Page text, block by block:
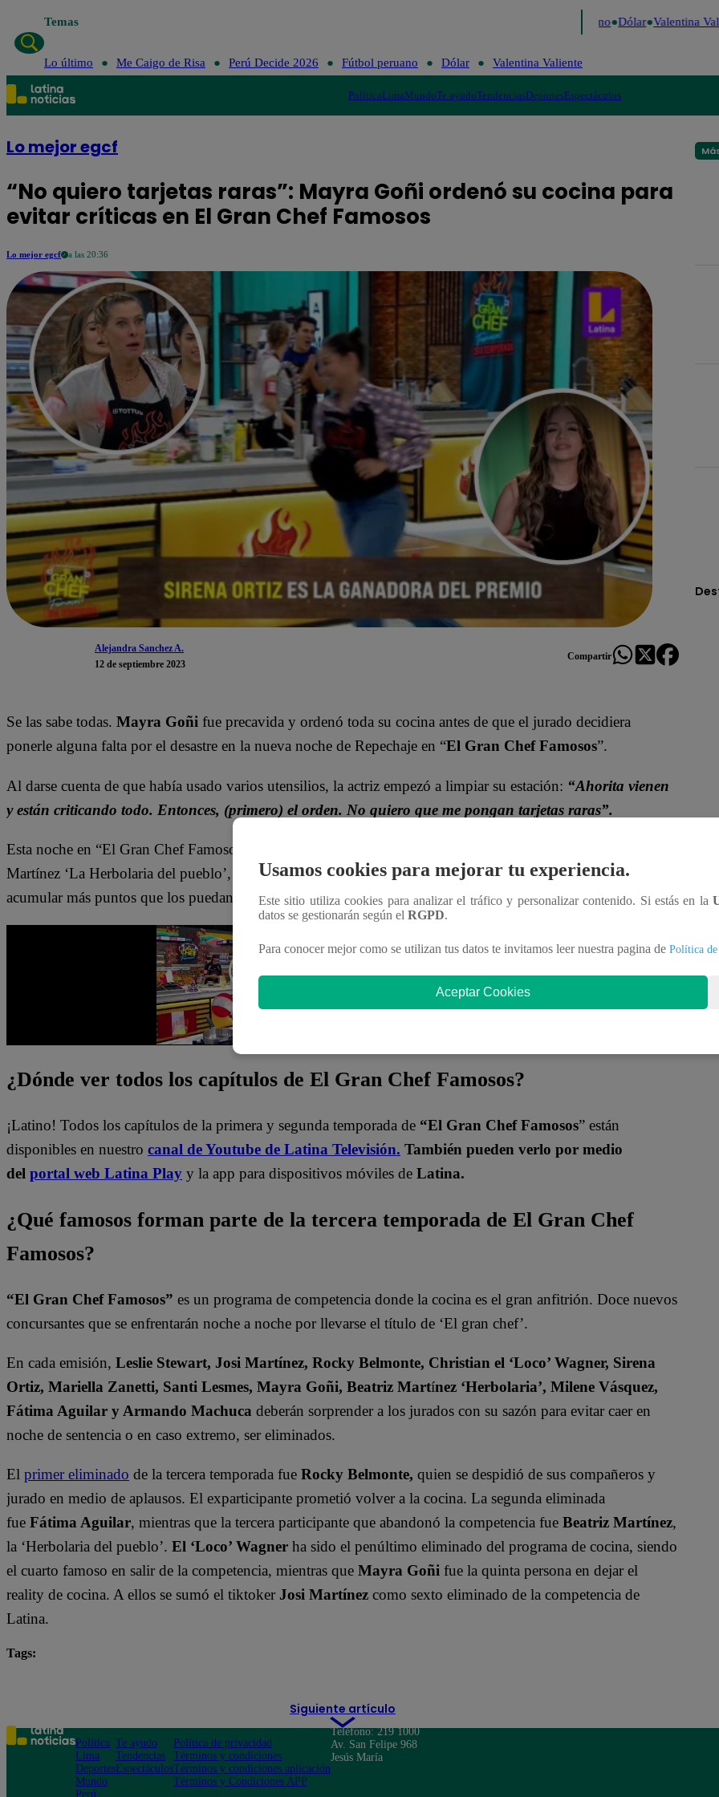
Temas Fútbol peruano Dólar Valentina
Lo último Me Caigo de Risa Perú Decide 2026 Fútbol peruano Dólar Valentina Valiente
PolíticaLimaMundoTe ayudoTendenciasDeportesEspectáculos
Lo mejor egcf
“No quiero tarjetas raras”: Mayra Goñi ordenó su cocina para
evitar críticas en El Gran Chef Famosos
Lo mejor egcf a las 20:36
Alejandra Sanchez A.
12 de septiembre 2023
Compartir
Se las sabe todas. Mayra Goñi fue precavida y ordenó toda su cocina antes de que el jurado decidiera
ponerle alguna falta por el desastre en la nueva noche de Repechaje en “El Gran Chef Famosos”.
Al darse cuenta de que había usado varios utensilios, la actriz empezó a limpiar su estación: “Ahorita vienen
y están criticando todo. Entonces, (primero) el orden. No quiero que me pongan tarjetas raras”.
Esta noche en “El Gran Chef Famosos”, Josi Martínez, Mayra Goñi, Christian ‘Loco’ Wagner, Beatriz
Martínez ‘La Herbolaria del pueblo’, Rocky Belmonte y Fátima Aguilar se enfrentan en la cocina en busca de
acumular más puntos que los puedan devolver a la competencia tras el Repechaje.
¿Dónde ver todos los capítulos de El Gran Chef Famosos?
¡Latino! Todos los capítulos de la primera y segunda temporada de “El Gran Chef Famosos” están
disponibles en nuestro canal de Youtube de Latina Televisión. También pueden verlo por medio
del portal web Latina Play y la app para dispositivos móviles de Latina.
¿Qué famosos forman parte de la tercera temporada de El Gran Chef
Famosos?
“El Gran Chef Famosos” es un programa de competencia donde la cocina es el gran anfitrión. Doce nuevos
concursantes que se enfrentarán noche a noche por llevarse el título de ‘El gran chef’.
En cada emisión, Leslie Stewart, Josi Martínez, Rocky Belmonte, Christian el ‘Loco’ Wagner, Sirena
Ortiz, Mariella Zanetti, Santi Lesmes, Mayra Goñi, Beatriz Martínez ‘Herbolaria’, Milene Vásquez,
Fátima Aguilar y Armando Machuca deberán sorprender a los jurados con su sazón para evitar caer en
noche de sentencia o en caso extremo, ser eliminados.
El primer eliminado de la tercera temporada fue Rocky Belmonte, quien se despidió de sus compañeros y
jurado en medio de aplausos. El exparticipante prometió volver a la cocina. La segunda eliminada
fue Fátima Aguilar, mientras que la tercera participante que abandonó la competencia fue Beatriz Martínez,
la ‘Herbolaria del pueblo’. El ‘Loco’ Wagner ha sido el penúltimo eliminado del programa de cocina, siendo
el cuarto famoso en salir de la competencia, mientras que Mayra Goñi fue la quinta persona en dejar el
reality de cocina. A ellos se sumó el tiktoker Josi Martínez como sexto eliminado de la competencia de
Latina.
Tags:
Siguiente artículo
Usamos cookies para mejorar tu experiencia.
Este sitio utiliza cookies para analizar el tráfico y personalizar contenido. Si estás en la
datos se gestionarán según el RGPD.
Para conocer mejor como se utilizan tus datos te invitamos leer nuestra pagina de Política
Aceptar Cookies
Política
Lima
Deportes
Mundo
Perú
Te ayudo
Tendencias
Espectáculos
Política de privacidad
Términos y condiciones
Términos y condiciones aplicación
Términos y Condiciones APP
Teléfono: 219 1000
Av. San Felipe 968
Jesús María